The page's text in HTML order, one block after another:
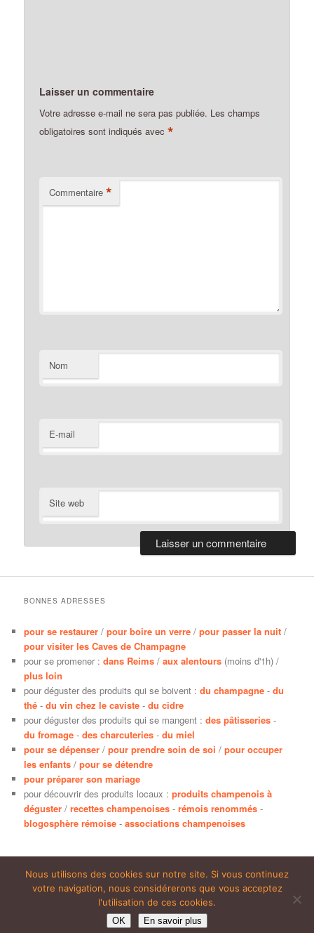
Laisser un commentaire
Votre adresse e-mail ne sera pas publiée. Les champs
obligatoires sont indiqués avec*
Commentaire *
Nom
E-mail
Site web
BONNES ADRESSES
pour se restaurer /pour boire un verre /pour passer la nuit /
pour visiter les Caves de Champagne
pour se promener :dans Reims /aux alentours (moins d'1h) /
plus loin
pour déguster des produits qui se boivent :du champagne -du
thé -du vin chez le caviste -du cidre
pour déguster des produits qui se mangent :des pâtisseries -
du fromage -des charcuteries -du miel
pour se dépenser /pour prendre soin de soi /pour occuper
les enfants /pour se détendre
pour préparer son mariage
pour découvrir des produits locaux :produits champenois à
déguster /recettes champenoises -rémois renommés -
blogosphère rémoise -associations champenoises
Fièrement propulsé par WordPress
Nous utilisons des cookies sur notre site. Si vous continuez
votre navigation, nous considérerons que vous acceptez
l'utilisation de ces cookies.
OK En savoir plus